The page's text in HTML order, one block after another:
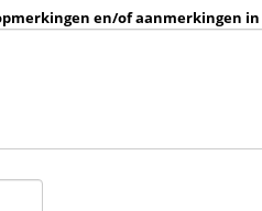
en/of aanmerkingen in